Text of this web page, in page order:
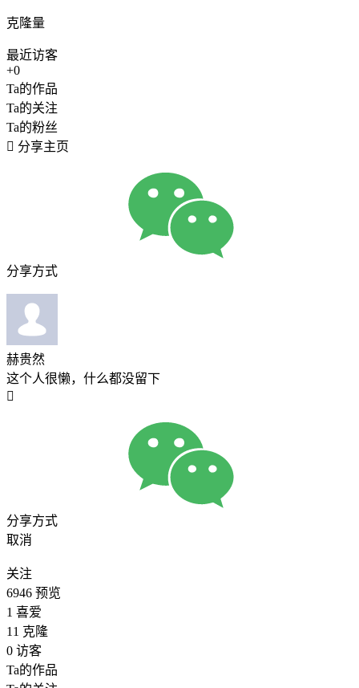
克隆量
最近访客
+0
Ta的作品
Ta的关注
Ta的粉丝
 分享主页
分享方式
赫贵然
这个人很懒，什么都没留下

分享方式
取消
关注
6946 预览
1 喜爱
11 克隆
0 访客
Ta的作品